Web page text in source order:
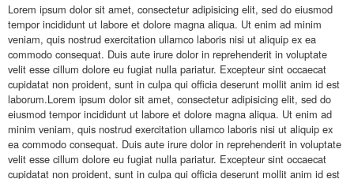
Lorem ipsum dolor sit amet, consectetur adipisicing elit, sed do eiusmod
tempor incididunt ut labore et dolore magna aliqua. Ut enim ad minim
veniam, quis nostrud exercitation ullamco laboris nisi ut aliquip ex ea
commodo consequat. Duis aute irure dolor in reprehenderit in voluptate
velit esse cillum dolore eu fugiat nulla pariatur. Excepteur sint occaecat
cupidatat non proident, sunt in culpa qui officia deserunt mollit anim id est
laborum.Lorem ipsum dolor sit amet, consectetur adipisicing elit, sed do
eiusmod tempor incididunt ut labore et dolore magna aliqua. Ut enim ad
minim veniam, quis nostrud exercitation ullamco laboris nisi ut aliquip ex
ea commodo consequat. Duis aute irure dolor in reprehenderit in voluptate
velit esse cillum dolore eu fugiat nulla pariatur. Excepteur sint occaecat
cupidatat non proident, sunt in culpa qui officia deserunt mollit anim id est